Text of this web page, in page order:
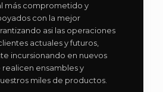
más comprometido y
con la mejor
asi las operaciones
actuales y futuros,
incursionando en nuevos
ensambles y
miles de productos.